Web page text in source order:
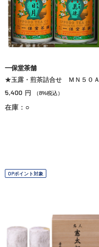
一保堂茶舗
★玉露・煎茶詰合せ ＭＮ５０Ａ
5,400 円 （8%税込）
在庫：○
OPポイント対象